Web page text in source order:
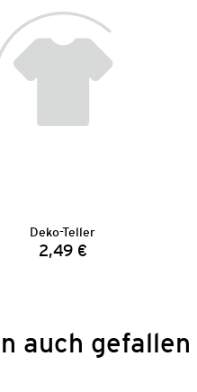
Deko-Teller
Preis:
2,49 €
auch gefallen